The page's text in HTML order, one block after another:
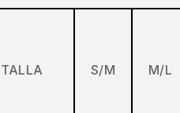
TALLA S/M M/L